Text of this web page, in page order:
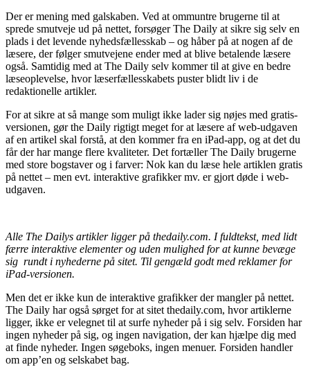
Der er mening med galskaben. Ved at ommuntre brugerne til at
sprede smutveje ud på nettet, forsøger The Daily at sikre sig selv en
plads i det levende nyhedsfællesskab – og håber på at nogen af de
læsere, der følger smutvejene ender med at blive betalende læsere
også. Samtidig med at The Daily selv kommer til at give en bedre
læseoplevelse, hvor læserfællesskabets puster blidt liv i de
redaktionelle artikler.
For at sikre at så mange som muligt ikke lader sig nøjes med gratis-
versionen, gør the Daily rigtigt meget for at læsere af web-udgaven
af en artikel skal forstå, at den kommer fra en iPad-app, og at det du
får der har mange flere kvaliteter. Det fortæller The Daily brugerne
med store bogstaver og i farver: Nok kan du læse hele artiklen gratis
på nettet – men evt. interaktive grafikker mv. er gjort døde i web-
udgaven.
Alle The Dailys artikler ligger på thedaily.com. I fuldtekst, med lidt
færre interaktive elementer og uden mulighed for at kunne bevæge
sig rundt i nyhederne på sitet. Til gengæld godt med reklamer for
iPad-versionen.
Men det er ikke kun de interaktive grafikker der mangler på nettet.
The Daily har også sørget for at sitet thedaily.com, hvor artiklerne
ligger, ikke er velegnet til at surfe nyheder på i sig selv. Forsiden har
ingen nyheder på sig, og ingen navigation, der kan hjælpe dig med
at finde nyheder. Ingen søgeboks, ingen menuer. Forsiden handler
om app’en og selskabet bag.